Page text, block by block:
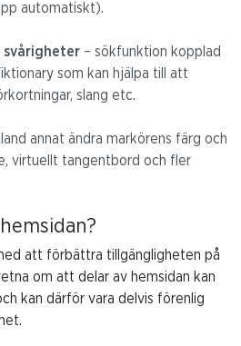
automatiskt).
svårigheter – sökfunktion kopplad
som kan hjälpa till att
slang etc.
annat ändra markörens färg och
virtuellt tangentbord och fler
att förbättra tillgängligheten på
om att delar av hemsidan kan
kan därför vara delvis förenlig